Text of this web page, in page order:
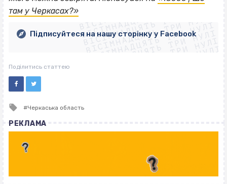
там у Черкасах?»ВІСІМНАДЦЯТЬ ТРИ НУЛІ
ВІСІМНАДЦЯТЬ ТРИ НУЛІ
ВІСІМНАДЦЯТЬ ТРИ НУЛІ
ВІСІМНАДЦЯТЬ ТРИ НУЛІ
ВІСІМНАДЦЯТЬ ТРИ НУЛІ
ВІСІМНАДЦЯТЬ ТРИ НУЛІ
ВІСІМНАДЦЯТЬ ТРИ НУЛІ
ВІСІМНАДЦЯТЬ ТРИ НУЛІ
Підписуйтеся на нашу сторінку у Facebook
Поділитись статтею
Tagged
Черкаська область
РЕКЛАМА